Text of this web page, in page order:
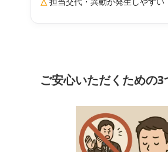
△ 担当交代・異動が発生しやすい
ご安心いただくための